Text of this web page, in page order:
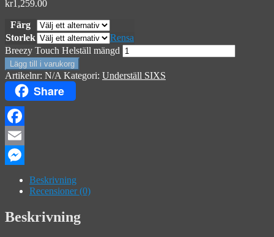
kr1,259.00
Färg
Storlek
Rensa
Breezy Touch Helställ mängd
Lägg till i varukorg
Artikelnr: N/A Kategori: Underställ SIXS
Share
Facebook
Email
Messenger
Beskrivning
Recensioner (0)
Beskrivning